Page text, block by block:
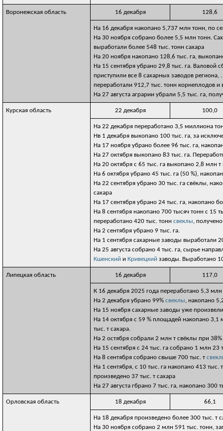
Воронежская область 16 декабря 128,6
На 16 декабря накопано 5,737 млн тонн, по
На 30 ноября собрано более 5,5 млн тонн.
выработали более 548 тыс. тонн сахара
На 20 ноября накопано 128,6 тыс. га,
На 15 сентября убрано 29,8 тыс. га. Валовой
приступили все 8 сахарных заводов
переработали 912,7 тыс. тонн корнеплодов и
На 27 августа аграрии убрали 5,5 тыс. га,
Курская область 22 декабря 100,0
На 22 декабря переработано 3,5 миллиона
Нв 1 декабря выкопано 100 тыс. га, за
На 17 ноября убрано более 96 тыс. га,
На 27 октября выкопано 83 тыс. га.
На 20 октября c 65 тыс. га выкопано 2,8 млн
На 6 октября убрано 45 тыс. га (50 %),
На 22 сентября убрано 30 тыс. га свёклы,
сахара
На 17 сентября убрано 24 тыс. га, накопано
На 8 сентября накопано 700 тысяч тонн с 15
переработано 420 тыс. тонн свеклы,
На 2 сентября убрано 9 тыс. га.
На 1 сентября сахарные заводы выработали
На 25 августа собрано 4 тыс. га, сырье
Кшенский и Кривецкий заводы. Выработано
Липецкая область 16 декабря 117,0
К 16 декабря 2025 года переработано 5,3
На 2 декабря убрано 99% свеклы, накопано
На 15 ноября сахарные заводы уже
На 14 октября с 59 % площадей накопано 3,1
тыс. т сахара.
На 2 остября собрали 2 млн т свёклы при
На 15 сентября с 24 тыс. га собрано 1 млн
На 8 сентября собрано свыше 700 тыс. т
На 1 сентября, с 10 тыс. га накопано 413
произведено 37 тыс. т сахара
На 27 августа гбрано 7 тыс. га, накопано 300
Орловская область 18 декабря 66,1
На 18 декабря произведено более 300 тыс. т
На 30 ноября собрано 2 млн 591 тыс. тонн,